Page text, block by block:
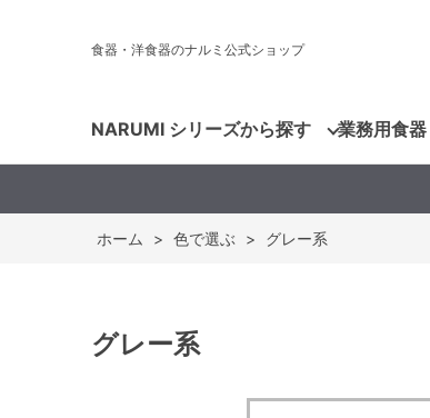
食器・洋食器のナルミ公式ショップ
NARUMI シリーズから探す 業務用食器
ホーム > 色で選ぶ > グレー系
グレー系